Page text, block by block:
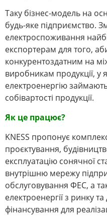
Таку бізнес-модель на
будь-яке підприємство.
електроспоживання
експортерам для того,
конкурентоздатним на
виробникам продукції, у
електроенергію
собівартості продукції.
Як це працює?
KNESS пропонує
проєктування,
експлуатацію сонячної
внутрішню мережу
обслуговування ФЕС, а
електроенергії з ринку
фінансування для